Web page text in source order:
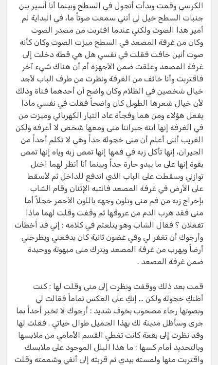
الكرسي وقمت وبدأت أتجول في السطح وبينما أنا أسير بين
جنبات السطح خيل لي أنني سمعت صوتاً ما، في البداية لم
أميز هذا الصوت ولكني عندما اقتربت من مصدر الصوت
وكان من غرفة المصعد في السطح ميزت الصوت وكان كأنه
صوت أنين خافت فقلت في نفسي هل هي قطة دخلت إلى
غرفة المصعد وعلقت ضمن الأجهزة أم أن هناك شيء آخر
فاقتربت وأنا خائف من الغرفة ونظرت من طرف الباب لأجد
خيال شخصين في الظلام وكان واضح أن أحدهما فتاة وذلك
لأن خيال شعرها الطويل كان واضحاً فقلت في نفسي ماذا
يفعل هؤلاء ومن هما وفجأة عاد التيار الكهربائي وميزت من
في الغرفة إنها ابنة جيراننا منى ومعها شخص لا أعرفه ولكن
الغريب أنني أعلم أن منى خجولة جداً وهي لا تكلم أحداً من
الجيران، إنها تأكل زبه في فمها إنها تمص زبه وياه إنها تمص
بقوة إنها على ما يبدو حارة جداً وبينما أنا أنظر لهما اختل
توازني وسقطت على الباب الذي اندفع للداخل ثم لأسقط
على الأرض في غرفة المصعد فانتبه الإثنان وقام الشاب
بإخراج زبه من فم منى وتلون وجهه باللون الأحمر خجلاً أما
منى فقد هرب الدم من عروقها ثم وقفت وقلت لهما ماذا
تفعلان ؟ فقال الشاب وهو يتلعثم في كلامه : إني قد أخطأت
وأرجوك أن تغفر لي وفي غضون ثانية كان يدفعني ويطرحني
أرضاً ويهرب من غرفة المصعد ويترك منى مبهوتة ووحيدة
ضمن غرفة المصعد .
قمت بعد ذلك ووقفت ونظرت إلى منى وقلت لها : كنت
أظنكِ خجولة ولكن … إنكِ على العكس تماماً فقالت لي
وبصوتها رجاء مصحوب بخوف شديد : أرجوك لا تخبر أحداً بما
جرى وسأظل مدينة لك بهذا الجميل طوال حياتي . فقلت لها
وقد نظرت إلى بقعة كانت تغطي القسم الأمامي من ملابسها
وبالتحديد أمام كسها : ما هذا البلل الموجود على ملابسك
واقتربت منها ولمسته بيدي ثم قربته إلى أنفي وشممته وقلت